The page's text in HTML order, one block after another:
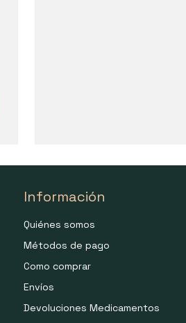
Información
Quiénes somos
Métodos de pago
Como comprar
Envíos
Devoluciones Medicamentos